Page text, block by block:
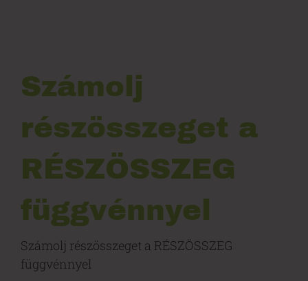
Számolj
részösszeget a
RÉSZÖSSZEG
függvénnyel
Számolj részösszeget a RÉSZÖSSZEG
függvénnyel